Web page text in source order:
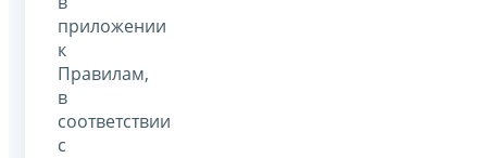
приложении
к
Правилам,
в
соответствии
с